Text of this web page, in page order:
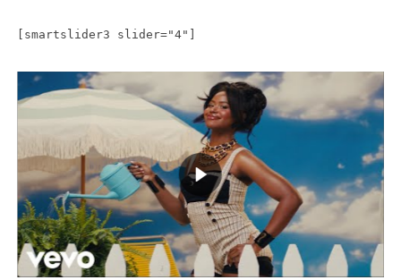
[smartslider3 slider="4"]